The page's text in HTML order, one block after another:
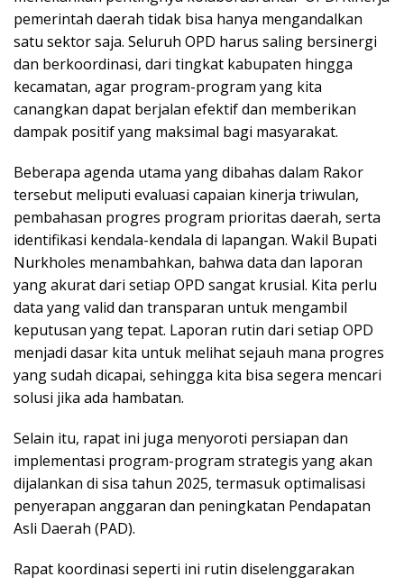
pemerintah daerah tidak bisa hanya mengandalkan
satu sektor saja. Seluruh OPD harus saling bersinergi
dan berkoordinasi, dari tingkat kabupaten hingga
kecamatan, agar program-program yang kita
canangkan dapat berjalan efektif dan memberikan
dampak positif yang maksimal bagi masyarakat.
Beberapa agenda utama yang dibahas dalam Rakor
tersebut meliputi evaluasi capaian kinerja triwulan,
pembahasan progres program prioritas daerah, serta
identifikasi kendala-kendala di lapangan. Wakil Bupati
Nurkholes menambahkan, bahwa data dan laporan
yang akurat dari setiap OPD sangat krusial. Kita perlu
data yang valid dan transparan untuk mengambil
keputusan yang tepat. Laporan rutin dari setiap OPD
menjadi dasar kita untuk melihat sejauh mana progres
yang sudah dicapai, sehingga kita bisa segera mencari
solusi jika ada hambatan.
Selain itu, rapat ini juga menyoroti persiapan dan
implementasi program-program strategis yang akan
dijalankan di sisa tahun 2025, termasuk optimalisasi
penyerapan anggaran dan peningkatan Pendapatan
Asli Daerah (PAD).
Rapat koordinasi seperti ini rutin diselenggarakan